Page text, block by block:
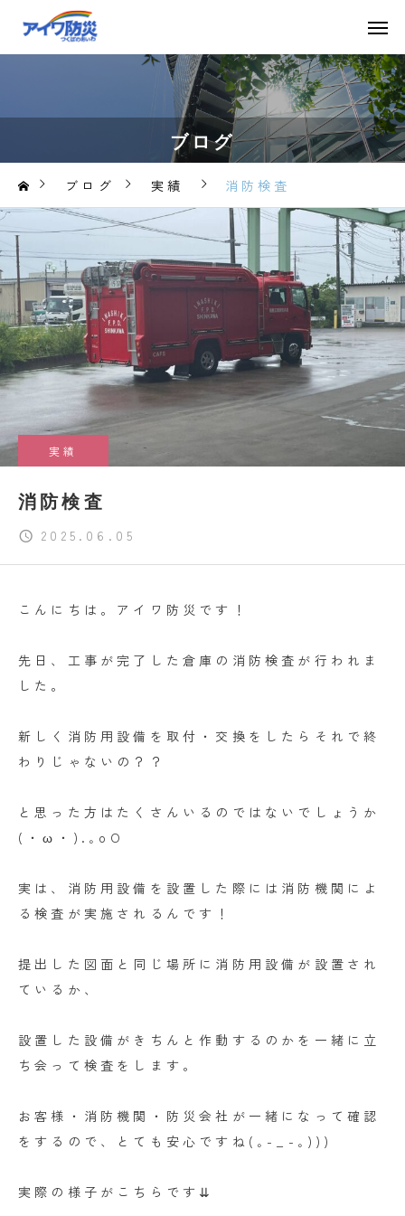
ブログ
ブログ 実績 消防検査
実績
消防検査
2025.06.05
こんにちは。アイワ防災です！
先日、工事が完了した倉庫の消防検査が行われま
した。
新しく消防用設備を取付・交換をしたらそれで終
わりじゃないの？？
と思った方はたくさんいるのではないでしょうか
(・ω・).｡oO
実は、消防用設備を設置した際には消防機関によ
る検査が実施されるんです！
提出した図面と同じ場所に消防用設備が設置され
ているか、
設置した設備がきちんと作動するのかを一緒に立
ち会って検査をします。
お客様・消防機関・防災会社が一緒になって確認
をするので、とても安心ですね(｡-_-｡)))
実際の様子がこちらです⇊